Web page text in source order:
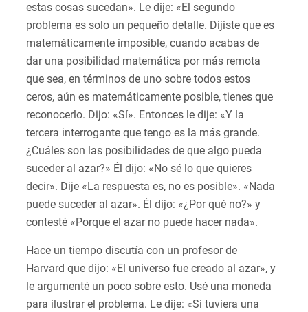
estas cosas sucedan». Le dije: «El segundo
problema es solo un pequeño detalle. Dijiste que es
matemáticamente imposible, cuando acabas de
dar una posibilidad matemática por más remota
que sea, en términos de uno sobre todos estos
ceros, aún es matemáticamente posible, tienes que
reconocerlo. Dijo: «Sí». Entonces le dije: «Y la
tercera interrogante que tengo es la más grande.
¿Cuáles son las posibilidades de que algo pueda
suceder al azar?» Él dijo: «No sé lo que quieres
decir». Dije «La respuesta es, no es posible». «Nada
puede suceder al azar». Él dijo: «¿Por qué no?» y
contesté «Porque el azar no puede hacer nada».
Hace un tiempo discutía con un profesor de
Harvard que dijo: «El universo fue creado al azar», y
le argumenté un poco sobre esto. Usé una moneda
para ilustrar el problema. Le dije: «Si tuviera una